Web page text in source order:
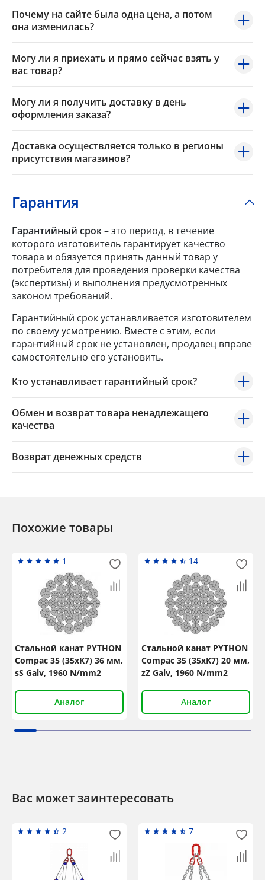
Почему на сайте была одна цена, а потом
она изменилась?
Могу ли я приехать и прямо сейчас взять у
вас товар?
Могу ли я получить доставку в день
оформления заказа?
Доставка осуществляется только в регионы
присутствия магазинов?
Гарантия
Гарантийный срок– это период, в течение
которого изготовитель гарантирует качество
товара и обязуется принять данный товар у
потребителя для проведения проверки качества
(экспертизы) и выполнения предусмотренных
законом требований.
Гарантийный срок устанавливается изготовителем
по своему усмотрению. Вместе с этим, если
гарантийный срок не установлен, продавец вправе
самостоятельно его установить.
Кто устанавливает гарантийный срок?
Обмен и возврат товара ненадлежащего
качества
Возврат денежных средств
Похожие товары
1
Стальной канат PYTHON
Compac 35 (35xK7) 36 мм,
sS Galv, 1960 N/mm2
Аналог
14
Стальной канат PYTHON
Compac 35 (35xK7) 20 мм,
zZ Galv, 1960 N/mm2
Аналог
Вас может заинтересовать
2 7